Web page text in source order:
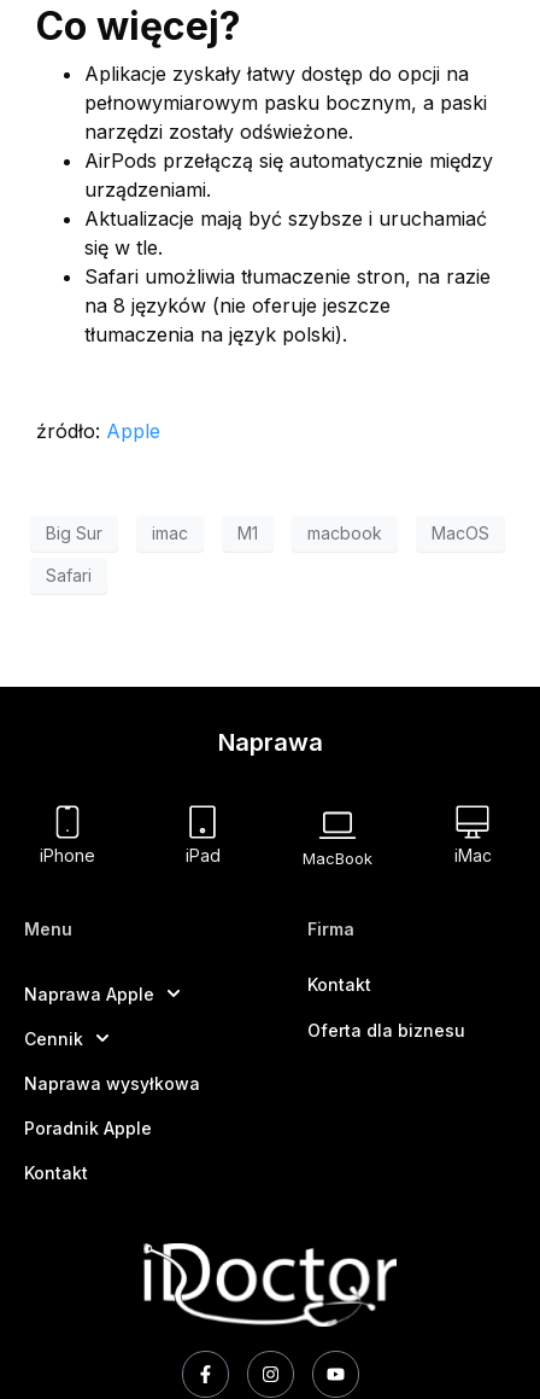
Co więcej?
Aplikacje zyskały łatwy dostęp do opcji na
pełnowymiarowym pasku bocznym, a paski
narzędzi zostały odświeżone.
AirPods przełączą się automatycznie między
urządzeniami.
Aktualizacje mają być szybsze i uruchamiać
się w tle.
Safari umożliwia tłumaczenie stron, na razie
na 8 języków (nie oferuje jeszcze
tłumaczenia na język polski).
źródło: Apple
Big Sur imac M1 macbook MacOS
Safari
Naprawa
iPhone iPad MacBook iMac
Menu
Naprawa Apple
Cennik
Naprawa wysyłkowa
Poradnik Apple
Kontakt
Firma
Kontakt
Oferta dla biznesu